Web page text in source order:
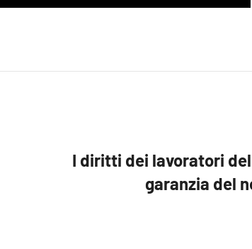
I diritti dei lavoratori
garanzia del